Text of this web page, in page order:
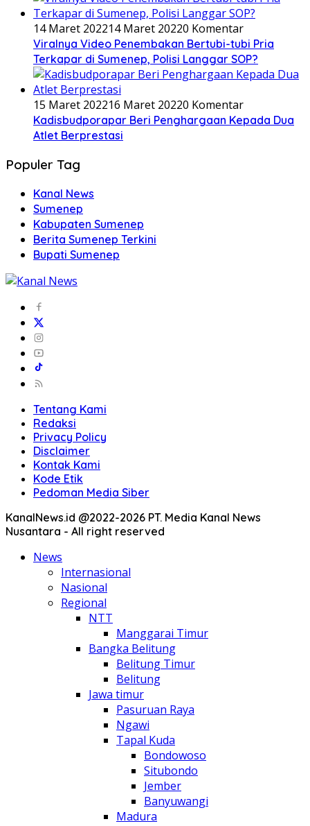
14 Maret 202214 Maret 20220 Komentar
Viralnya Video Penembakan Bertubi-tubi Pria
Terkapar di Sumenep, Polisi Langgar SOP?
15 Maret 202216 Maret 20220 Komentar
Kadisbudporapar Beri Penghargaan Kepada Dua
Atlet Berprestasi
Populer Tag
Kanal News
Sumenep
Kabupaten Sumenep
Berita Sumenep Terkini
Bupati Sumenep
Tentang Kami
Redaksi
Privacy Policy
Disclaimer
Kontak Kami
Kode Etik
Pedoman Media Siber
KanalNews.id @2022-2026 PT. Media Kanal News
Nusantara - All right reserved
News
Internasional
Nasional
Regional
NTT
Manggarai Timur
Bangka Belitung
Belitung Timur
Belitung
Jawa timur
Pasuruan Raya
Ngawi
Tapal Kuda
Bondowoso
Situbondo
Jember
Banyuwangi
Madura